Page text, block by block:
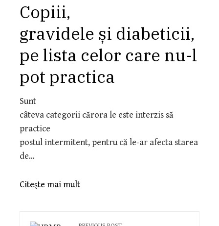
Copiii,
gravidele și diabeticii,
pe lista celor care nu-l
pot practica
Sunt
câteva categorii cărora le este interzis să
practice
postul intermitent, pentru că le-ar afecta starea
de…
Citeşte mai mult